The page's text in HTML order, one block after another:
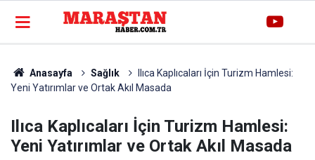
Anasayfa Sağlık
Ilıca Kaplıcaları İçin Turizm Hamlesi:
Yeni Yatırımlar ve Ortak Akıl Masada
Ilıca Kaplıcaları İçin Turizm Hamlesi:
Yeni Yatırımlar ve Ortak Akıl Masada